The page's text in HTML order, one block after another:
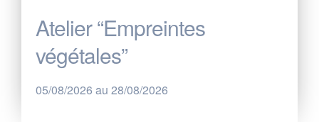
Atelier “Empreintes
végétales”
05/08/2026 au 28/08/2026